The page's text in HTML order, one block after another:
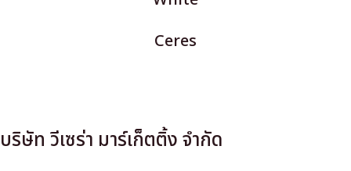
Ceres
บริษัท วีเซร่า มาร์เก็ตติ้ง จำกัด